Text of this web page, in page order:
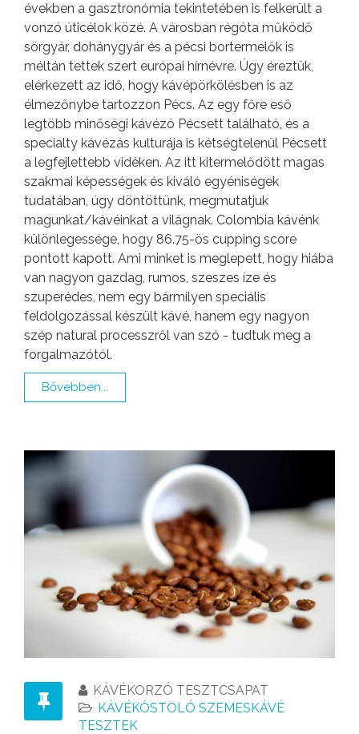
években a gasztronómia tekintetében is felkerült a
vonzó úticélok közé. A városban régóta működő
sörgyár, dohánygyár és a pécsi bortermelők is
méltán tettek szert európai hírnévre. Úgy éreztük,
elérkezett az idő, hogy kávépörkölésben is az
élmezőnybe tartozzon Pécs. Az egy főre eső
legtöbb minőségi kávézó Pécsett található, és a
specialty kávézás kulturája is kétségtelenül Pécsett
a legfejlettebb vidéken. Az itt kitermelődött magas
szakmai képességek és kiváló egyéniségek
tudatában, úgy döntöttünk, megmutatjuk
magunkat/kávéinkat a világnak. Colombia kávénk
különlegessége, hogy 86.75-ös cupping score
pontott kapott. Ami minket is meglepett, hogy hiába
van nagyon gazdag, rumos, szeszes íze és
szuperédes, nem egy bármilyen speciális
feldolgozással készült kávé, hanem egy nagyon
szép natural processzről van szó - tudtuk meg a
forgalmazótól.
Bővebben...
KÁVÉKORZÓ TESZTCSAPAT
KÁVÉKÓSTOLÓ SZEMESKÁVÉ
TESZTEK